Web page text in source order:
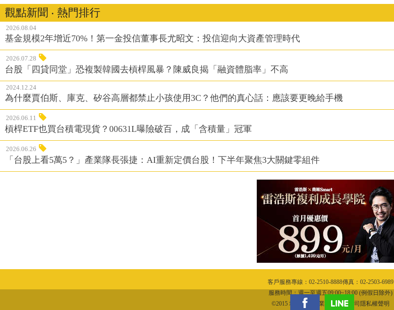
觀點新聞 ‧ 熱門排行
2026.08.04
基金規模2年增近70%！第一金投信董事長尤昭文：投信迎向大資產管理時代
2026.07.28
台股「四貸同堂」恐複製韓國去槓桿風暴？陳威良揭「融資體脂率」不高
2024.12.24
為什麼賈伯斯、庫克、矽谷高層都禁止小孩使用3C？他們的真心話：應該要更晚給手機
2026.06.11
槓桿ETF也買台積電現貨？00631L曝險破百，成「含積量」冠軍
2026.06.26
「台股上看5萬5？」產業隊長張捷：AI重新定價台股！下半年聚焦3大關鍵零組件
客戶服務專線：02-2510-8888傳真：02-2503-6989
服務時間：週一至週五09:00~18:00 (例假日除外)
©2015 城邦文化事業股份有限公司隱私權聲明